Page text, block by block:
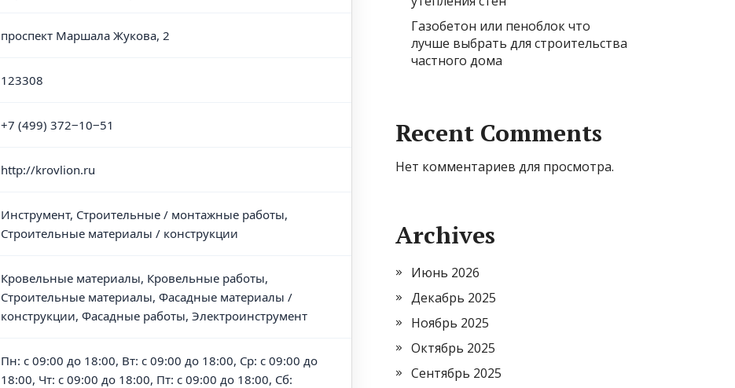
проспект Маршала Жукова, 2
123308
+7 (499) 372‒10‒51
http://krovlion.ru
Инструмент, Строительные / монтажные работы,
Строительные материалы / конструкции
Кровельные материалы, Кровельные работы,
Строительные материалы, Фасадные материалы /
конструкции, Фасадные работы, Электроинструмент
Пн: с 09:00 до 18:00, Вт: с 09:00 до 18:00, Ср: с 09:00 до
18:00, Чт: с 09:00 до 18:00, Пт: с 09:00 до 18:00, Сб:
Газобетон или пеноблок что
лучше выбрать для строительства
частного дома
Recent Comments
Нет комментариев для просмотра.
Archives
Июнь 2026
Декабрь 2025
Ноябрь 2025
Октябрь 2025
Сентябрь 2025